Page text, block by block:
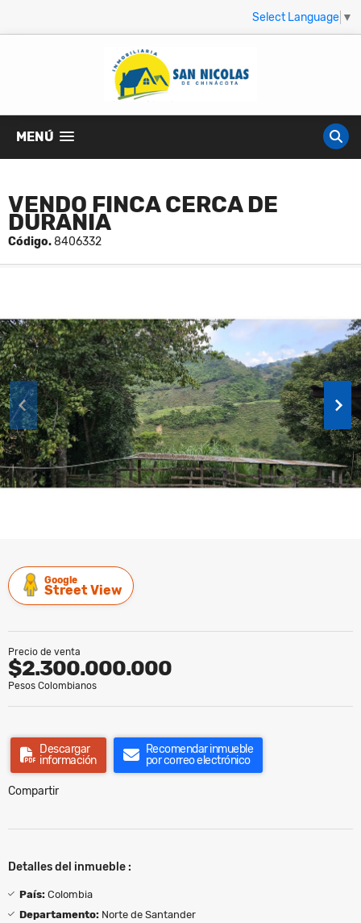
Select Language ▼
MENÚ
VENDO FINCA CERCA DE
DURANIA
Código.8406332
Google
Street View
Precio de venta
$2.300.000.000
Pesos Colombianos
Descargar
información
Recomendar inmueble
por correo electrónico
Compartir
Detalles del inmueble :
País: Colombia
Departamento: Norte de Santander